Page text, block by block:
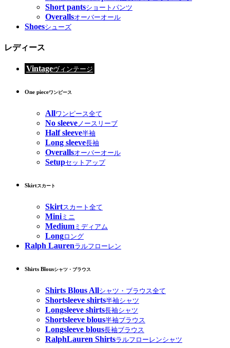
Short pantsショートパンツ
Overallsオーバーオール
Shoesシューズ
レディース
Vintageヴィンテージ
One pieceワンピース
Allワンピース全て
No sleeveノースリーブ
Half sleeve半袖
Long sleeve長袖
Overallsオーバーオール
Setupセットアップ
Skirtスカート
Skirtスカート全て
Miniミニ
Medium ミディアム
Longロング
Ralph Laurenラルフローレン
Shirts Blousシャツ・ブラウス
Shirts Blous Allシャツ・ブラウス全て
Shortsleeve shirts半袖シャツ
Longsleeve shirts長袖シャツ
Shortsleeve blous半袖ブラウス
Longsleeve blous長袖ブラウス
RalphLauren Shirtsラルフローレンシャツ